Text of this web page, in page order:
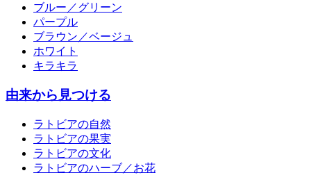
ブルー／グリーン
パープル
ブラウン／ベージュ
ホワイト
キラキラ
由来から見つける
ラトビアの自然
ラトビアの果実
ラトビアの文化
ラトビアのハーブ／お花